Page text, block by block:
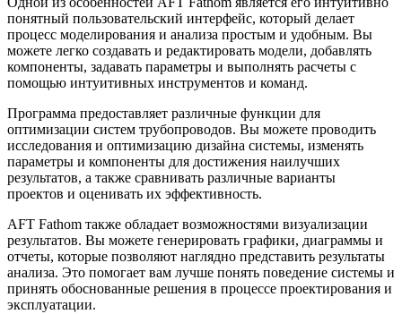
понятный пользовательский интерфейс, который делает
процесс моделирования и анализа простым и удобным. Вы
можете легко создавать и редактировать модели, добавлять
компоненты, задавать параметры и выполнять расчеты с
помощью интуитивных инструментов и команд.
Программа предоставляет различные функции для
оптимизации систем трубопроводов. Вы можете проводить
исследования и оптимизацию дизайна системы, изменять
параметры и компоненты для достижения наилучших
результатов, а также сравнивать различные варианты
проектов и оценивать их эффективность.
AFT Fathom также обладает возможностями визуализации
результатов. Вы можете генерировать графики, диаграммы и
отчеты, которые позволяют наглядно представить результаты
анализа. Это помогает вам лучше понять поведение системы и
принять обоснованные решения в процессе проектирования и
эксплуатации.